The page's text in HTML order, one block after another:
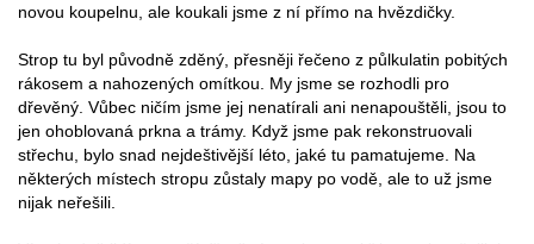
novou koupelnu, ale koukali jsme z ní přímo na hvězdičky.
Strop tu byl původně zděný, přesněji řečeno z půlkulatin pobitých
rákosem a nahozených omítkou. My jsme se rozhodli pro
dřevěný. Vůbec ničím jsme jej nenatírali ani nenapouštěli, jsou to
jen ohoblovaná prkna a trámy. Když jsme pak rekonstruovali
střechu, bylo snad nejdeštivější léto, jaké tu pamatujeme. Na
některých místech stropu zůstaly mapy po vodě, ale to už jsme
nijak neřešili.